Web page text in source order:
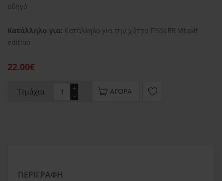
οδηγό
Κατάλληλο για: Κατάλληλο για την χύτρα FISSLER Vitavit
edition
22.00€
Τεμάχια -
+ ΑΓΟΡΆ
ΠΕΡΙΓΡΑΦΉ